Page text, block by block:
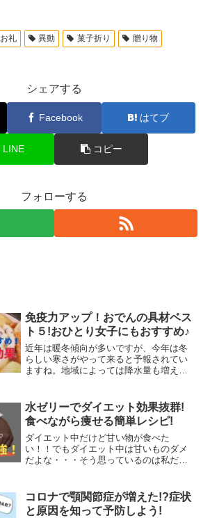
お礼 異動 菓子折り
贈り物
シェアする
Facebook はてブ
LINE コピー
フォローする
免疫力アップ！おでんの具材ベス
ト５!おひとり女子にもおすすめ♪
近年は暖冬傾向が多いですが、今年は冬
らしい寒さがやって来ると予報されてい
ますね。地域によっては降水量も増える
ありませんでしたが、この冬は早々とタ
イヤを交換しました！そして...
水ゼリーでダイエット効果抜群!
食べながら痩せる簡単レシピ!
ダイエット中だけど甘い物が食べた
い！！でもダイエット中は甘いものダメ
だよな・・・そう思っているのは私だけ
はなかなか食べられない・・・でも、我
慢ばっかりしているとイライラ...
コロナで顎関節症が増えた!?症状
と原因を知って予防しよう!